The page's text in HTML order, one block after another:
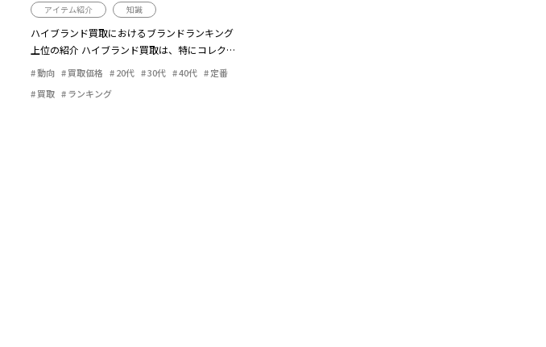
アイテム紹介
知識
ハイブランド買取におけるブランドランキング
上位の紹介 ハイブランド買取は、特にコレクタ
ーやファッシ...
動向 買取価格 20代 30代 40代
定番
買取
ランキング